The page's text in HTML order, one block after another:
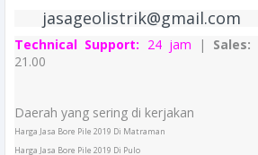
jasageolistrik@gmail.com
Technical Support: 24 jam | Sales:
21.00
Daerah yang sering di kerjakan
Harga Jasa Bore Pile 2019 Di Matraman
Harga Jasa Bore Pile 2019 Di Pulo